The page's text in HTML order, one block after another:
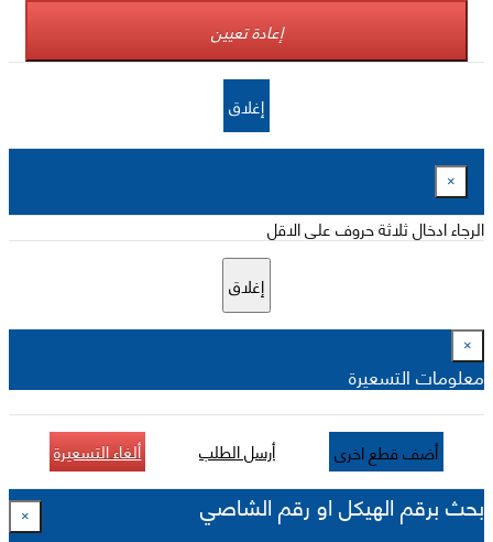
إعادة تعيين
إغلاق
×
الرجاء ادخال ثلاثة حروف على الاقل
إغلاق
×
معلومات التسعيرة
أضف قطع اخرى أرسل الطلب ألغاء التسعيرة
بحث برقم الهيكل او رقم الشاصي ×